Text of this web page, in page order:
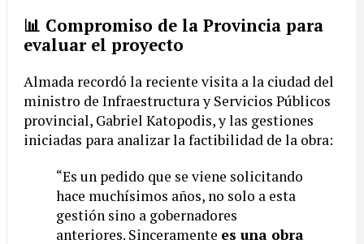
📊 Compromiso de la Provincia para
evaluar el proyecto
Almada recordó la reciente visita a la ciudad del
ministro de Infraestructura y Servicios Públicos
provincial, Gabriel Katopodis, y las gestiones
iniciadas para analizar la factibilidad de la obra:
“Es un pedido que se viene solicitando
hace muchísimos años, no solo a esta
gestión sino a gobernadores
anteriores. Sinceramente es una obra